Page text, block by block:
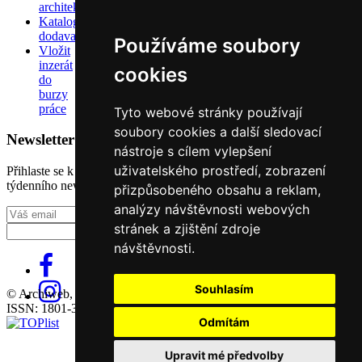
Používáme soubory
cookies
Tyto webové stránky používají
soubory cookies a další sledovací
nástroje s cílem vylepšení
uživatelského prostředí, zobrazení
přizpůsobeného obsahu a reklam,
analýzy návštěvnosti webových
stránek a zjištění zdroje
návštěvnosti.
Souhlasím
Odmítám
Upravit mé předvolby
architektů
Katalog
dodavatelů
Vložit
inzerát
do
burzy
práce
Newsletter
Přihlaste se k odběru našeho pravidelného
týdenního newsletteru:
Fill in „nospam“
© Archiweb, s.r.o. 1997-2026
ISSN: 1801-3902